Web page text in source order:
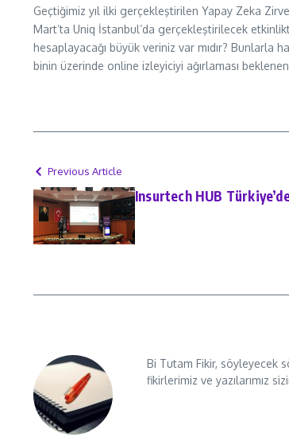
Geçtiğimiz yıl ilki gerçekleştirilen Yapay Zeka
Mart’ta Uniq İstanbul’da gerçekleştirilecek
hesaplayacağı büyük veriniz var mıdır? Bunlarla
binin üzerinde online izleyiciyi ağırlaması
Previous Article
Insurtech HUB
Bi Tutam Fikir, söyleyecek
fikirlerimiz ve yazılarımız